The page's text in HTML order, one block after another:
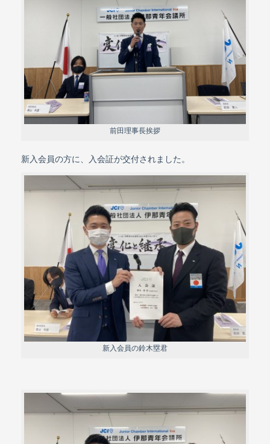
前田理事長挨拶
新入会員の方に、入会証が交付されました。
新入会員の鈴木塁君